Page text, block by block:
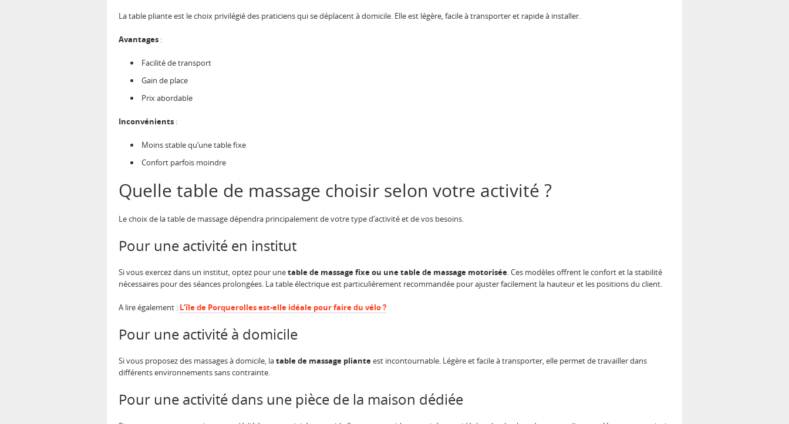
La table pliante est le choix privilégié des praticiens qui se déplacent à domicile. Elle est légère, facile à transporter et rapide à installer.
Avantages :
Facilité de transport
Gain de place
Prix abordable
Inconvénients :
Moins stable qu’une table fixe
Confort parfois moindre
Quelle table de massage choisir selon votre activité ?
Le choix de la table de massage dépendra principalement de votre type d’activité et de vos besoins.
Pour une activité en institut
Si vous exercez dans un institut, optez pour unetable de massage fixe ou une table de massage motorisée. Ces modèles offrent le confort et la stabilité
nécessaires pour des séances prolongées. La table électrique est particulièrement recommandée pour ajuster facilement la hauteur et les positions du client.
A lire également : L’île de Porquerolles est-elle idéale pour faire du vélo ?
Pour une activité à domicile
Si vous proposez des massages à domicile, latable de massage plianteest incontournable. Légère et facile à transporter, elle permet de travailler dans
différents environnements sans contrainte.
Pour une activité dans une pièce de la maison dédiée